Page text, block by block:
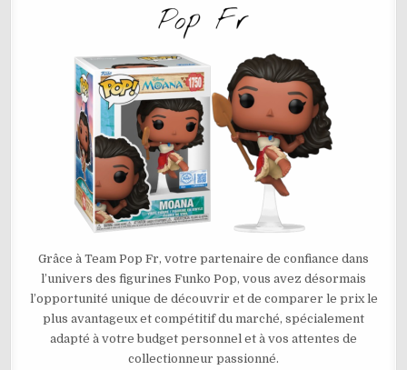
Grâce à Team Pop Fr, votre partenaire de confiance dans
l’univers des figurines Funko Pop, vous avez désormais
l’opportunité unique de découvrir et de comparer le prix le
plus avantageux et compétitif du marché, spécialement
adapté à votre budget personnel et à vos attentes de
collectionneur passionné.